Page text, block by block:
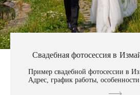
Свадебная фотосессия в
Пример свадебной фотосессии в
Адрес, график работы,